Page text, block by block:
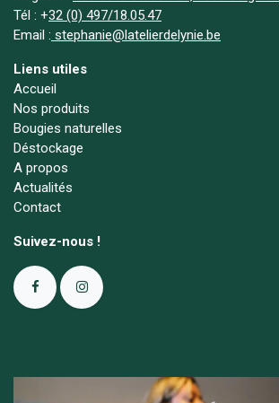
Tél : +32 (0) 497/18.05.47
Email : stephanie@latelierdelynie.be
Liens utiles
Accueil
Nos produits
Bougies naturelles
Déstockage
A propos
Actualités
Contact
Suivez-nous !